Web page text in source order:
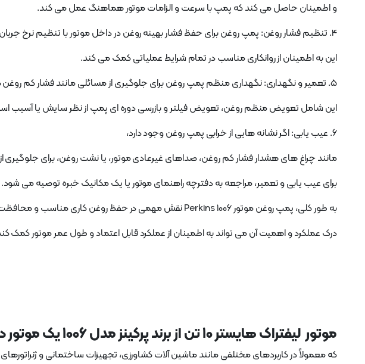
و اطمینان حاصل می کند که پمپ با سرعت و الزامات موتور هماهنگ عمل می کند.
4. تنظیم فشار روغن: پمپ روغن برای حفظ فشار بهینه روغن در داخل موتور با تنظیم نرخ جریان بر اساس سرعت موتور و شرایط بار طراحی شده است.
این به اطمینان از روانکاری مناسب در تمام شرایط عملیاتی کمک می کند.
5. تعمیر و نگهداری: نگهداری منظم پمپ روغن برای جلوگیری از مسائلی مانند فشار کم روغن که می تواند منجر به آسیب موتور شود ضروری است.
این شامل تعویض منظم روغن، تعویض فیلتر و بازرسی دوره ای پمپ از نظر سایش یا آسیب
6. عیب یابی: اگر نشانه هایی از خرابی پمپ روغن وجود دارد،
مانند چراغ های هشدار فشار کم روغن، صداهای غیرعادی موتور، یا نشت روغن، برای
برای عیب یابی و تعمیر، مراجعه به دفترچه راهنمای موتور یا یک مکانیک خبره توصیه می شود.
به طور کلی، پمپ روغن موتور Perkins 1006 نقش مهمی در حفظ روغن کاری مناسب و محافظت از موتور در برابر سایش و آسیب زودرس دارد.
درک عملکرد و اهمیت آن می تواند به اطمینان از عملکرد قابل اعتماد و طول عمر موتور کمک
موتورلیفتراک هایستر 10 تن از برند پرکینز مدل 1006 یک موتور دیزل شش سیلندر توربوشارژ است
که معمولاً در کاربردهای مختلفی مانند ماشین آلات کشاورزی، تجهیزات ساختمانی و